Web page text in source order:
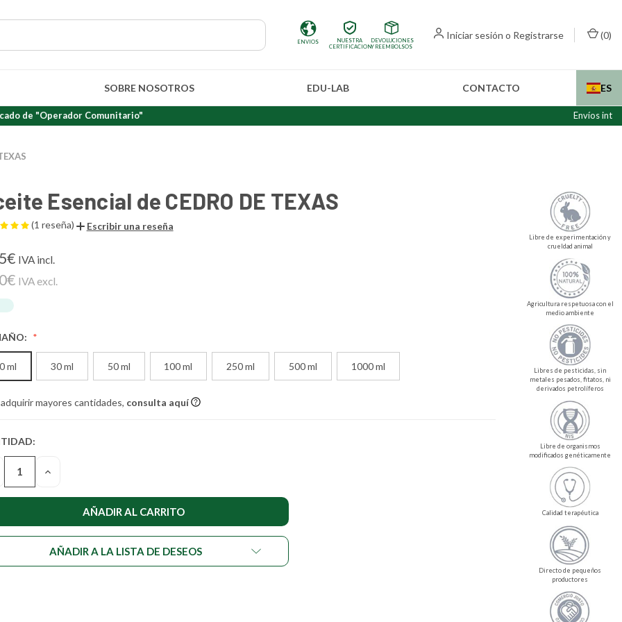
ENVIOS
NUESTRA
CERTIFICACION
DEVOLUCIONES
Y REEMBOLSOS
Iniciar sesión o Registrarse (0)
SOBRE NOSOTROS EDU-LAB CONTACTO ES
Comunitario" Envíos
Esencial de CEDRO DE TEXAS
(1 reseña) Escribir una reseña
IVA incl.
IVA excl.
ml 30 ml 50 ml 100 ml 250 ml 500 ml 1000 ml
adquirir mayores cantidades, consulta aquí
DE
AUMENTAR
DE
UNDEFINED
AÑADIR A LA LISTA DE DESEOS
Libre de experimentación y
crueldad animal
Agricultura respetuosa con el
medio ambiente
Libres de pesticidas, sin
metales pesados, fitatos, ni
derivados petrolíferos
Libre de organismos
modificados genéticamente
Calidad terapéutica
Directo de pequeños
productores